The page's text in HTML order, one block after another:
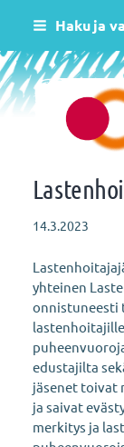
Siirry
sisältöön
Haku ja
14.3.2023
yhteinen
onnistuneesti
edustajilta
jäsenet toivat
ja saivat
merkitys ja